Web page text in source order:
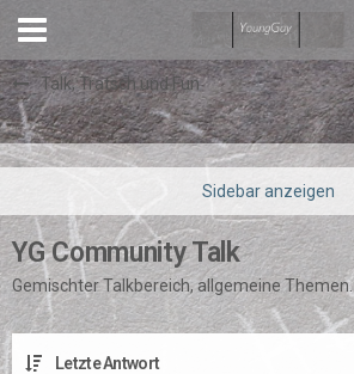
Talk, Tratsch und Fun
YG Community Talk
Gemischter Talkbereich, allgemeine Themen.
Letzte Antwort